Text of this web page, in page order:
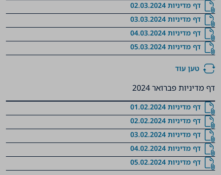
דף מדיניות 02.03.2024
דף מדיניות 03.03.2024
דף מדיניות 04.03.2024
דף מדיניות 05.03.2024
טען עוד
דף מדיניות פברואר 2024
דף מדיניות 01.02.2024
דף מדיניות 02.02.2024
דף מדיניות 03.02.2024
דף מדיניות 04.02.2024
דף מדיניות 05.02.2024